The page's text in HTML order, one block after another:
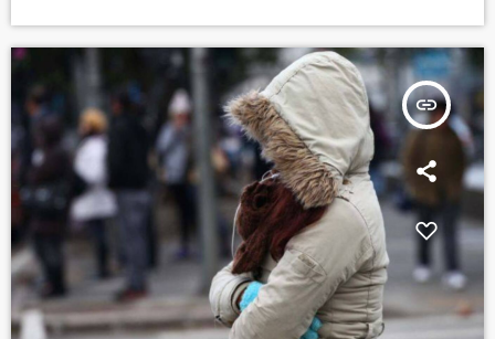
insert_link